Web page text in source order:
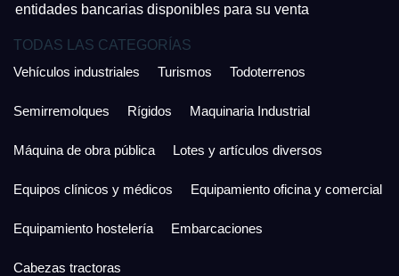
entidades bancarias disponibles para su venta
TODAS LAS CATEGORÍAS
Vehículos industriales
Turismos Todoterrenos
Semirremolques Rígidos Maquinaria Industrial
Máquina de obra pública Lotes y artículos diversos
Equipos clínicos y médicos Equipamiento oficina y comercial
Equipamiento hostelería Embarcaciones
Cabezas tractoras